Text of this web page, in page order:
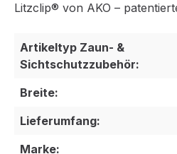
Litzclip® von AKO –
Artikeltyp Zaun- &
Sichtschutzzubehör:
Breite:
Lieferumfang:
Marke: